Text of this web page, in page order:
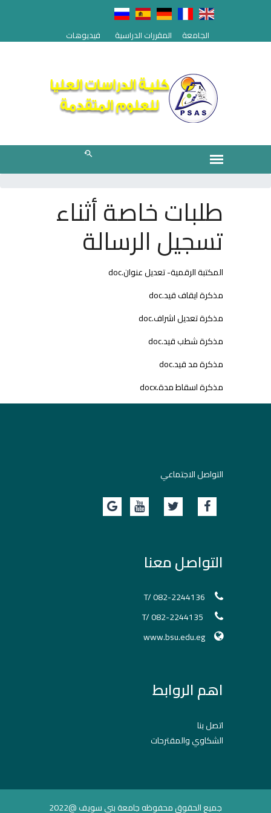
الجامعة المقررات الدراسية فيديوهات
طلبات خاصة أثناء
تسجيل الرسالة
المكتبة الرقمية- تعديل عنوان.doc
مذكرة ايقاف قيد.doc
مذكرة تعديل اشراف.doc
مذكرة شطب قيد.doc
مذكرة مد قيد.doc
مذكرة اسقاط مدة.docx
التواصل الاجتماعي
التواصل معنا
T/ 082-2244136
www.bsu.edu.eg
اهم الروابط
اتصل بنا
الشكاوي والمقترحات
جميع الحقوق محفوظه جامعة بني سويف @2022